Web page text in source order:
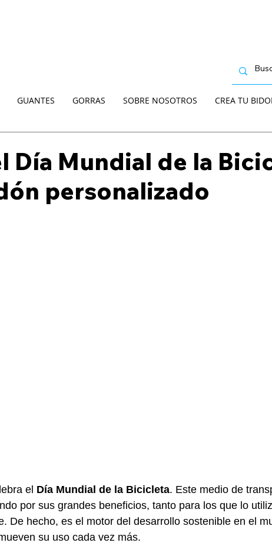
GUANTES GORRAS SOBRE NOSOTROS CREA TU
Día Mundial de la
personalizado
el Día Mundial de la Bicicleta. Este medio de
por sus grandes beneficios, tanto para los que lo
De hecho, es el motor del desarrollo sostenible en el
su uso cada vez más.